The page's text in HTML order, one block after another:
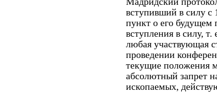
вступивший в силу с
пункт о его будущем
вступления в силу,
любая участвующая
проведении
текущие положения
абсолютный запрет
ископаемых,